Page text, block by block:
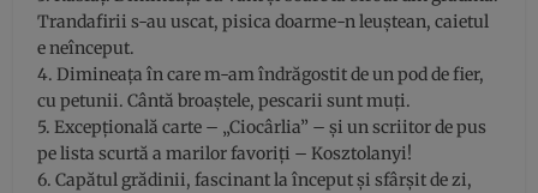
Trandafirii s-au uscat, pisica doarme-n leuștean, caietul
e neînceput.
4. Dimineața în care m-am îndrăgostit de un pod de fier,
cu petunii. Cântă broaștele, pescarii sunt muți.
5. Excepțională carte – „Ciocârlia” – și un scriitor de pus
pe lista scurtă a marilor favoriți – Kosztolanyi!
6. Capătul grădinii, fascinant la început și sfârșit de zi,